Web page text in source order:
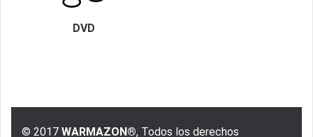
DVD
© 2017 WARMAZON®, Todos los derechos